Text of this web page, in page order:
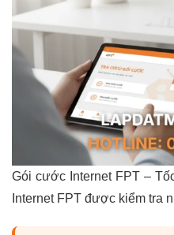
Gói cước Internet FPT –
Internet FPT được kiểm tra